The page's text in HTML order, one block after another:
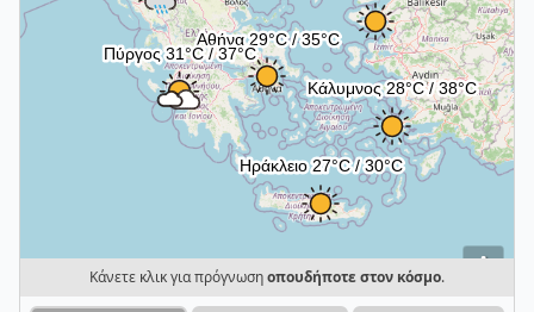
i
Κάνετε κλικ για πρόγνωσηοπουδήποτε στον κόσμο.